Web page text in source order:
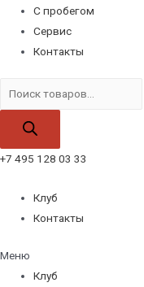
С пробегом
Сервис
Контакты
товаров
+7 495 128 03 33
Клуб
Контакты
Меню
Клуб